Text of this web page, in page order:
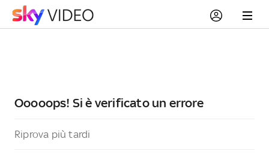
Ooooops! Si è verificato un errore
Riprova più tardi